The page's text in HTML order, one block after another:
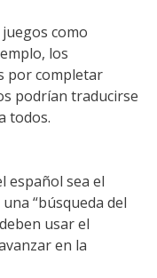
como
los
por completar
podrían traducirse
todos.
español sea el
“búsqueda del
usar el
en la